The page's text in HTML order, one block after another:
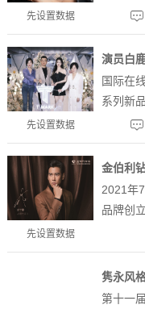
娱乐圈
们的出
实每个
也完全
先设置数据
演员白
国际在
系列新
店，青
现场，
锦”系
将小雏
先设置数据
金伯利
2021年
品牌创
臻
魅力，
质钻石
锋态度
先设置数据
隽永风
会主席
第十一